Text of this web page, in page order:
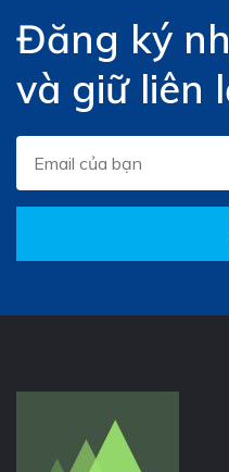
Đăng ký
và giữ liên